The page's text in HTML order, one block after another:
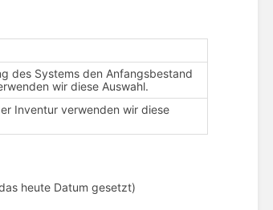
des Systems den Anfangsbestand
wir diese Auswahl.
Inventur verwenden wir diese
heute Datum gesetzt)